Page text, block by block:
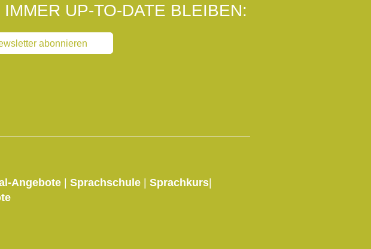
IMMER UP-TO-DATE BLEIBEN:
abonnieren
Angebote | Sprachschule | Sprachkurs|